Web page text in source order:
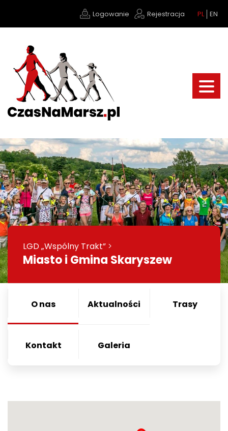
Logowanie Rejestracja PL EN
LGD „Wspólny Trakt” >
Miasto i Gmina Skaryszew
O nas Aktualności Trasy
Kontakt Galeria